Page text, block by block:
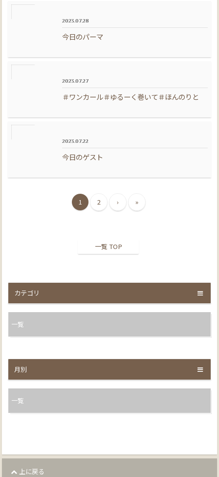
2023.07.28
今日のパーマ
2023.07.27
＃ワンカール＃ゆるーく巻いて＃ほんのりと
2023.07.22
今日のゲスト
1 2 › »
一覧 TOP
カテゴリ
一覧
月別
一覧
上に戻る